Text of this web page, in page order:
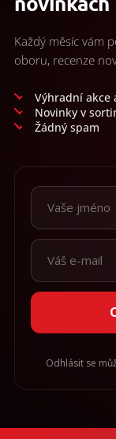
Každý měsíc vám
oboru, recenze
Výhradní akce
Novinky v
Žádný spam
Odhlásit se